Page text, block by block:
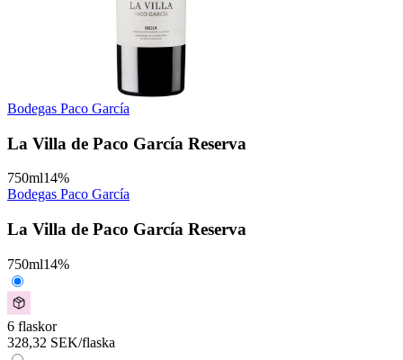
Bodegas Paco García
La Villa de Paco García Reserva
750ml14%
Bodegas Paco García
La Villa de Paco García Reserva
750ml14%
6 flaskor
328,32 SEK/flaska